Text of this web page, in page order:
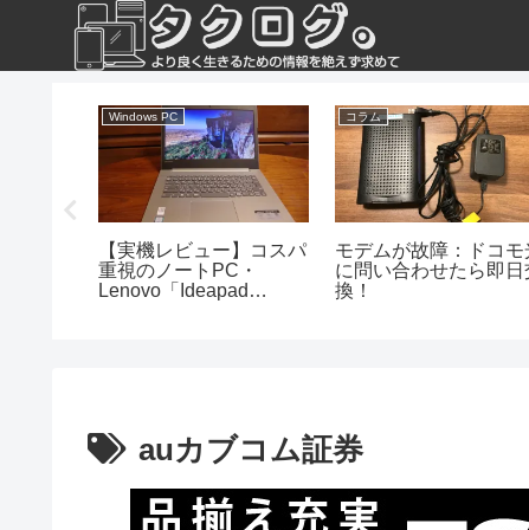
Windows PC
【実機レビュー】コスパ
重視のノートPC・
Lenovo「Ideapad
コラム
モデムが故障：ドコモ
に問い合わせたら即日
換！
auカブコム証券